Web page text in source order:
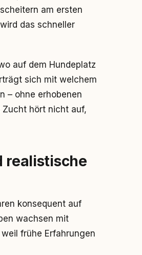
am ersten
das schneller
auf dem Hundeplatz
sich mit welchem
– ohne erhobenen
Zucht hört nicht auf,
realistische
konsequent auf
wachsen mit
frühe Erfahrungen